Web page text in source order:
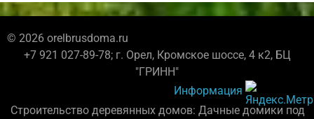
© 2026 orelbrusdoma.ru
+7 921 027-89-78; г. Орел, Кромское шоссе, 4 к2, БЦ
"ГРИНН"
Информация
Строительство деревянных домов: Дачные домики под